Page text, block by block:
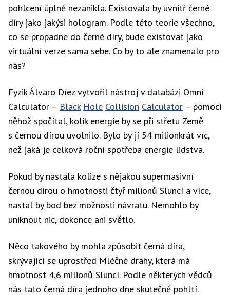
pohlcení úplně nezanikla. Existovala by uvnitř černé
díry jako jakýsi hologram. Podle této teorie všechno,
co se propadne do černé díry, bude existovat jako
virtuální verze sama sebe. Co by to ale znamenalo pro
nás?
Fyzik Álvaro Díez vytvořil nástroj v databázi Omni
Calculator – Black Hole Collision Calculator – pomocí
něhož spočítal, kolik energie by se při střetu Země
s černou dírou uvolnilo. Bylo by jí 54 milionkrát víc,
než jaká je celková roční spotřeba energie lidstva.
Pokud by nastala kolize s nějakou supermasivní
černou dírou o hmotnosti čtyř milionů Sluncí a více,
nastal by bod bez možnosti návratu. Nemohlo by
uniknout nic, dokonce ani světlo.
Něco takového by mohla způsobit černá díra,
skrývající se uprostřed Mléčné dráhy, která má
hmotnost 4,6 milionů Sluncí. Podle některých vědců
nás tato černá díra jednoho dne skutečně pohltí.